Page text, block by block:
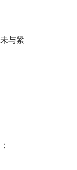
与紧